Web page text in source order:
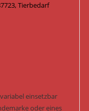
Tierbedarf
einsetzbar
oder eines